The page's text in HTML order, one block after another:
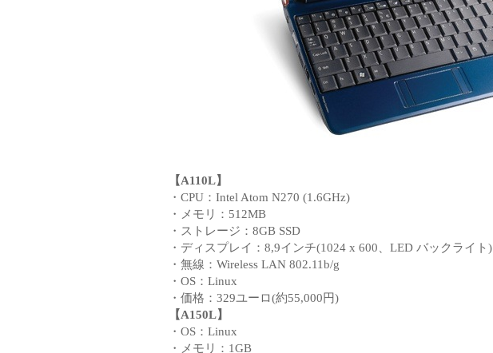
【A110L】
・CPU：Intel Atom N270 (1.6GHz)
・メモリ：512MB
・ストレージ：8GB SSD
・ディスプレイ：8,9インチ(1024 x 600、LED バックライト)
・無線：Wireless LAN 802.11b/g
・OS：Linux
・価格：329ユーロ(約55,000円)
【A150L】
・OS：Linux
・メモリ：1GB